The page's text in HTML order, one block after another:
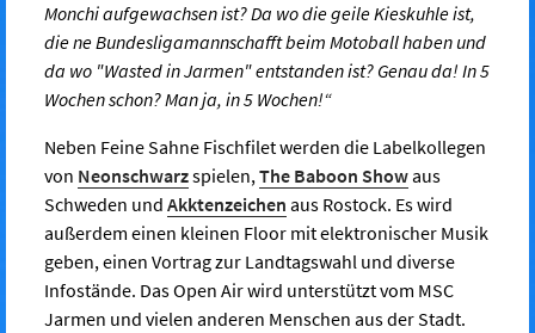
Monchi aufgewachsen ist? Da wo die geile Kieskuhle ist,
die ne Bundesligamannschafft beim Motoball haben und
da wo "Wasted in Jarmen" entstanden ist? Genau da! In 5
Wochen schon? Man ja, in 5 Wochen!“
Neben Feine Sahne Fischfilet werden die Labelkollegen
von Neonschwarzspielen,The Baboon Showaus
Schweden und Akktenzeichen aus Rostock. Es wird
außerdem einen kleinen Floor mit elektronischer Musik
geben, einen Vortrag zur Landtagswahl und diverse
Infostände. Das Open Air wird unterstützt vom MSC
Jarmen und vielen anderen Menschen aus der Stadt.